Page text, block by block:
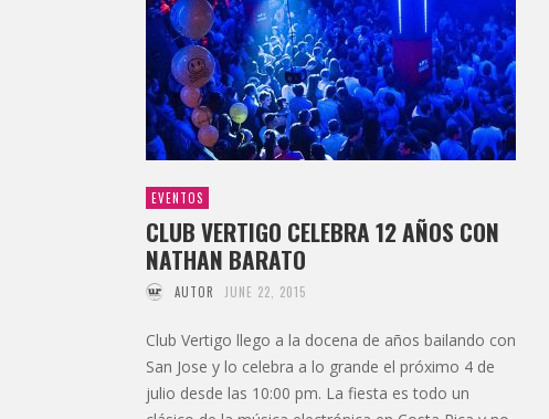
EVENTOS
CLUB VERTIGO CELEBRA 12 AÑOS CON
NATHAN BARATO
AUTOR JUNE 22, 2015
Club Vertigo llego a la docena de años bailando con
San Jose y lo celebra a lo grande el próximo 4 de
julio desde las 10:00 pm. La fiesta es todo un